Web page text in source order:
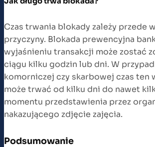
Czas trwania blokady zależy przede
przyczyny. Blokada prewencyjna
wyjaśnieniu transakcji może zostać
ciągu kilku godzin lub dni. W
komorniczej czy skarbowej czas ten
może trwać od kilku dni do nawet
momentu przedstawienia przez
nakazującego zdjęcie zajęcia.
Podsumowanie